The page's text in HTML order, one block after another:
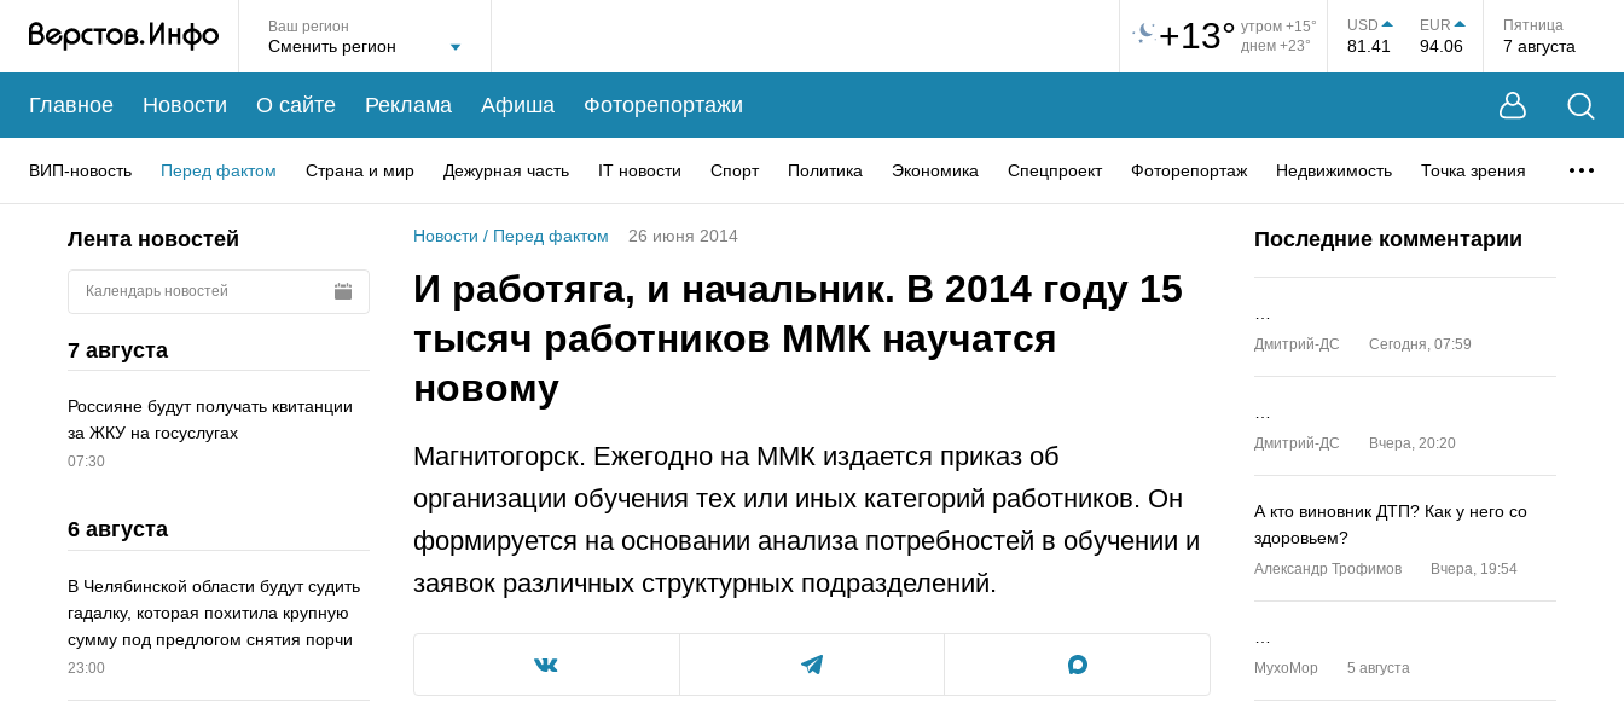
Ваш регион +13° утром +15°
днем +23°
USD
81.41
EUR
94.06
Пятница
7 августа
Главное Новости О сайте Реклама Афиша Фоторепортажи
ВИП-новость Перед фактом Страна и мир Дежурная часть IT новости Спорт Политика Экономика Спецпроект Фоторепортаж Недвижимость Точка зрения
Лента новостей
Календарь новостей
7 августа
Россияне будут получать квитанции
за ЖКУ на госуслугах
07:30
6 августа
В Челябинской области будут судить
гадалку, которая похитила крупную
сумму под предлогом снятия порчи
23:00
Новости / Перед фактом 26 июня 2014
И работяга, и начальник. В 2014 году 15
тысяч работников ММК научатся
новому
Магнитогорск. Ежегодно на ММК издается приказ об
организации обучения тех или иных категорий работников. Он
формируется на основании анализа потребностей в обучении и
заявок различных структурных подразделений.
Последние комментарии
Дмитрий-ДС Сегодня, 07:59
Дмитрий-ДС Вчера, 20:20
А кто виновник ДТП? Как у него со
здоровьем?
Александр Трофимов Вчера, 19:54
MyxoMop 5 августа